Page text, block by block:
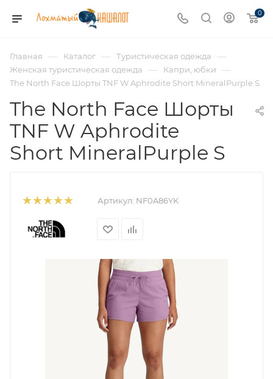
0
Главная — Каталог — Туристическая одежда —
Женская туристическая одежда — Капри, юбки —
The North Face Шорты TNF W Aphrodite Short MineralPurple S
The North Face Шорты
TNF W Aphrodite
Short MineralPurple S
Артикул: NF0A86YK